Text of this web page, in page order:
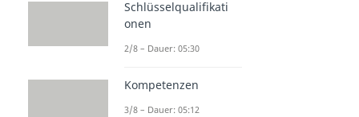
Schlüsselqualifikati
onen
2/8 – Dauer: 05:30
Kompetenzen
3/8 – Dauer: 05:12